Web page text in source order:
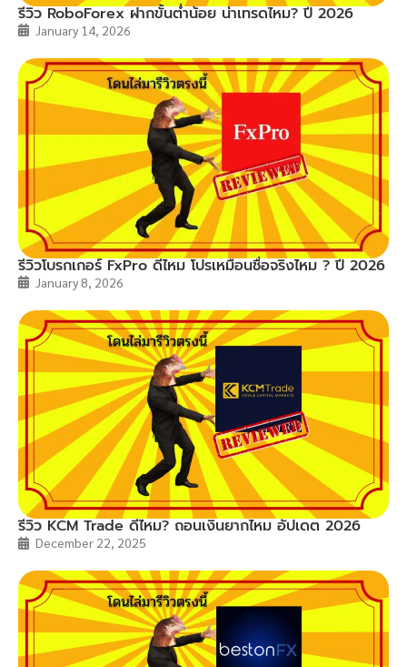
รีวิว RoboForex ฝากขั้นต่ำน้อย น่าเทรดไหม? ปี 2026
January 14, 2026
รีวิวโบรกเกอร์ FxPro ดีไหม โปรเหมือนชื่อจริงไหม ? ปี 2026
January 8, 2026
รีวิว KCM Trade ดีไหม? ถอนเงินยากไหม อัปเดต 2026
December 22, 2025